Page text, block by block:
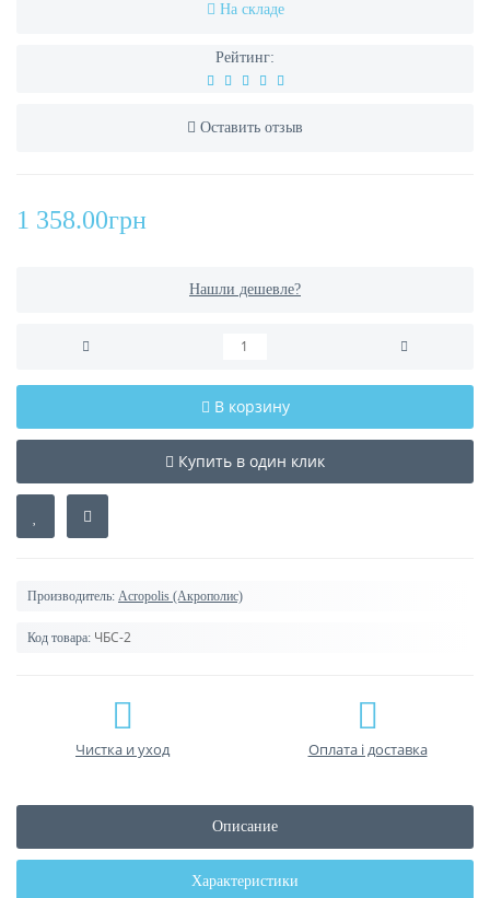
На складе
Рейтинг:
Оставить отзыв
1 358.00грн
Нашли дешевле?
В корзину
Купить в один клик
Производитель: Acropolis (Акрополис)
Код товара: ЧБС-2
Чистка и уход Оплата і доставка
Описание
Характеристики